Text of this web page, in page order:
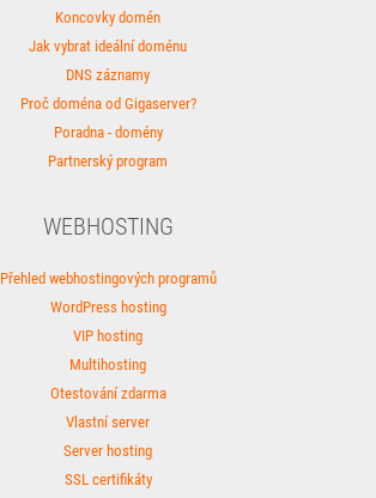
Koncovky domén
Jak vybrat ideální doménu
DNS záznamy
Proč doména od Gigaserver?
Poradna - domény
Partnerský program
WEBHOSTING
Přehled webhostingových programů
WordPress hosting
VIP hosting
Multihosting
Otestování zdarma
Vlastní server
Server hosting
SSL certifikáty